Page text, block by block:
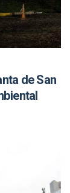
de San